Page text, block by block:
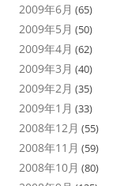
2009年6月 (65)
2009年5月 (50)
2009年4月 (62)
2009年3月 (40)
2009年2月 (35)
2009年1月 (33)
2008年12月 (55)
2008年11月 (59)
2008年10月 (80)